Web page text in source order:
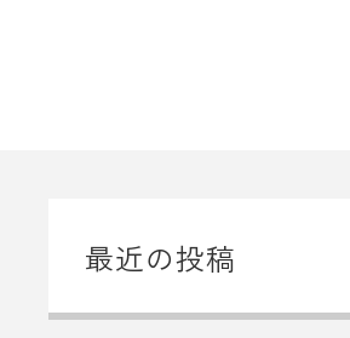
最近の投稿